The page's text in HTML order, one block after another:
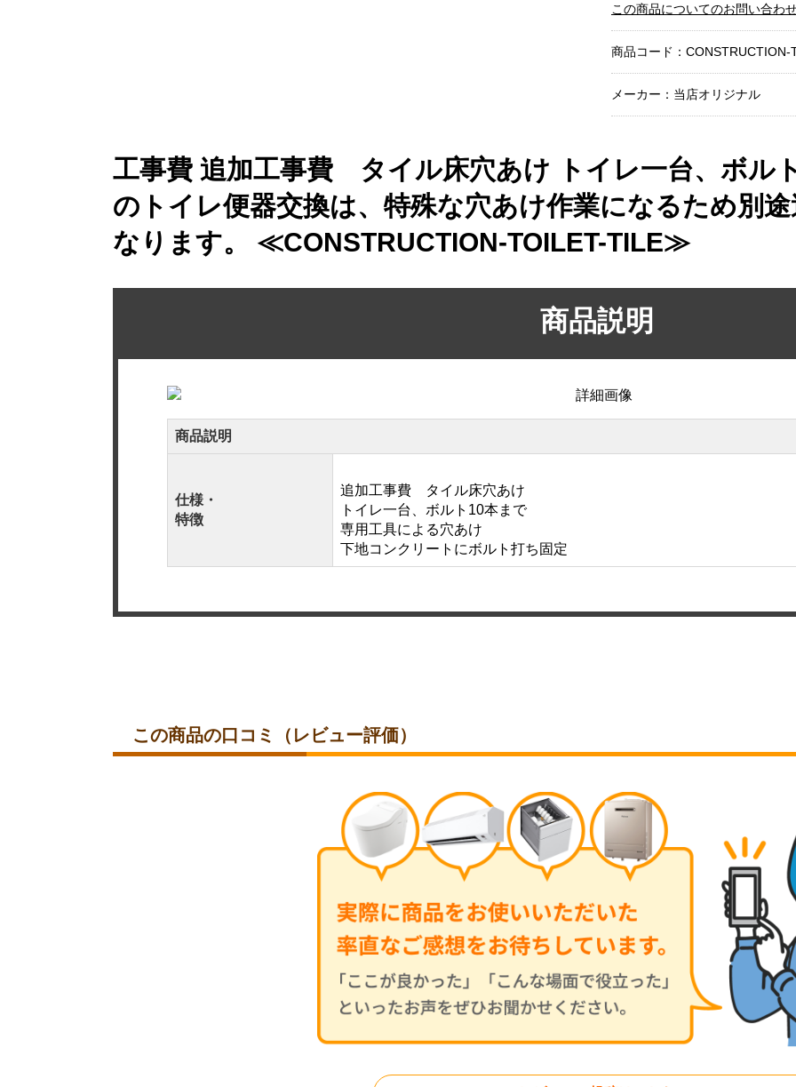
この商品についてのお問い合わ
商品コード： CONSTRUCTION-
メーカー：当店オリジナル
工事費 追加工事費 タイル床穴あけ トイレ一台、ボル
のトイレ便器交換は、特殊な穴あけ作業になるため別
なります。 ≪CONSTRUCTION-TOILET-TILE≫
商品説明
商品説明
仕様・
特徴
追加工事費 タイル床穴あけ
トイレ一台、ボルト10本まで
専用工具による穴あけ
下地コンクリートにボルト打ち固定
この商品の口コミ（レビュー評価）